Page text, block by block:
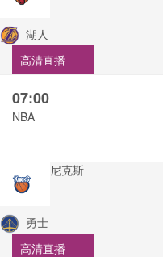
湖人
高清直播
07:00
NBA
尼克斯
勇士
高清直播